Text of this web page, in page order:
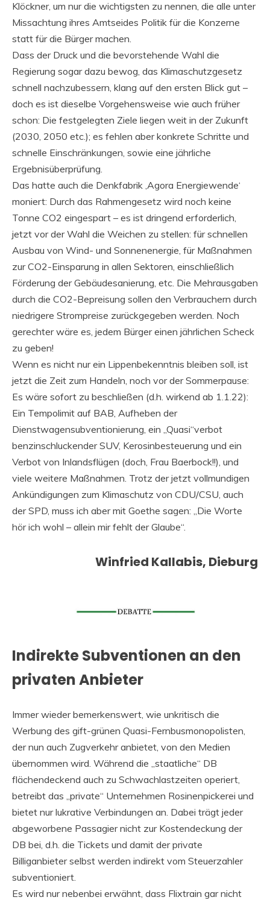
Klöckner, um nur die wichtigsten zu nennen, die alle unter
Missachtung ihres Amtseides Politik für die Konzerne
statt für die Bürger machen.
Dass der Druck und die bevorstehende Wahl die
Regierung sogar dazu bewog, das Klimaschutzgesetz
schnell nachzubessern, klang auf den ersten Blick gut –
doch es ist dieselbe Vorgehensweise wie auch früher
schon: Die festgelegten Ziele liegen weit in der Zukunft
(2030, 2050 etc.); es fehlen aber konkrete Schritte und
schnelle Einschränkungen, sowie eine jährliche
Ergebnisüberprüfung.
Das hatte auch die Denkfabrik ‚Agora Energiewende‘
moniert: Durch das Rahmengesetz wird noch keine
Tonne CO2 eingespart – es ist dringend erforderlich,
jetzt vor der Wahl die Weichen zu stellen: für schnellen
Ausbau von Wind- und Sonnenenergie, für Maßnahmen
zur CO2-Einsparung in allen Sektoren, einschließlich
Förderung der Gebäudesanierung, etc. Die Mehrausgaben
durch die CO2-Bepreisung sollen den Verbrauchern durch
niedrigere Strompreise zurückgegeben werden. Noch
gerechter wäre es, jedem Bürger einen jährlichen Scheck
zu geben!
Wenn es nicht nur ein Lippenbekenntnis bleiben soll, ist
jetzt die Zeit zum Handeln, noch vor der Sommerpause:
Es wäre sofort zu beschließen (d.h. wirkend ab 1.1.22):
Ein Tempolimit auf BAB, Aufheben der
Dienstwagensubventionierung, ein „Quasi“verbot
benzinschluckender SUV, Kerosinbesteuerung und ein
Verbot von Inlandsflügen (doch, Frau Baerbock!!), und
viele weitere Maßnahmen. Trotz der jetzt vollmundigen
Ankündigungen zum Klimaschutz von CDU/CSU, auch
der SPD, muss ich aber mit Goethe sagen: „Die Worte
hör ich wohl – allein mir fehlt der Glaube“.
Winfried Kallabis, Dieburg
Indirekte Subventionen an den
privaten Anbieter
Immer wieder bemerkenswert, wie unkritisch die
Werbung des gift-grünen Quasi-Fernbusmonopolisten,
der nun auch Zugverkehr anbietet, von den Medien
übernommen wird. Während die „staatliche“ DB
flächendeckend auch zu Schwachlastzeiten operiert,
betreibt das „private“ Unternehmen Rosinenpickerei und
bietet nur lukrative Verbindungen an. Dabei trägt jeder
abgeworbene Passagier nicht zur Kostendeckung der
DB bei, d.h. die Tickets und damit der private
Billiganbieter selbst werden indirekt vom Steuerzahler
subventioniert.
Es wird nur nebenbei erwähnt, dass Flixtrain gar nicht